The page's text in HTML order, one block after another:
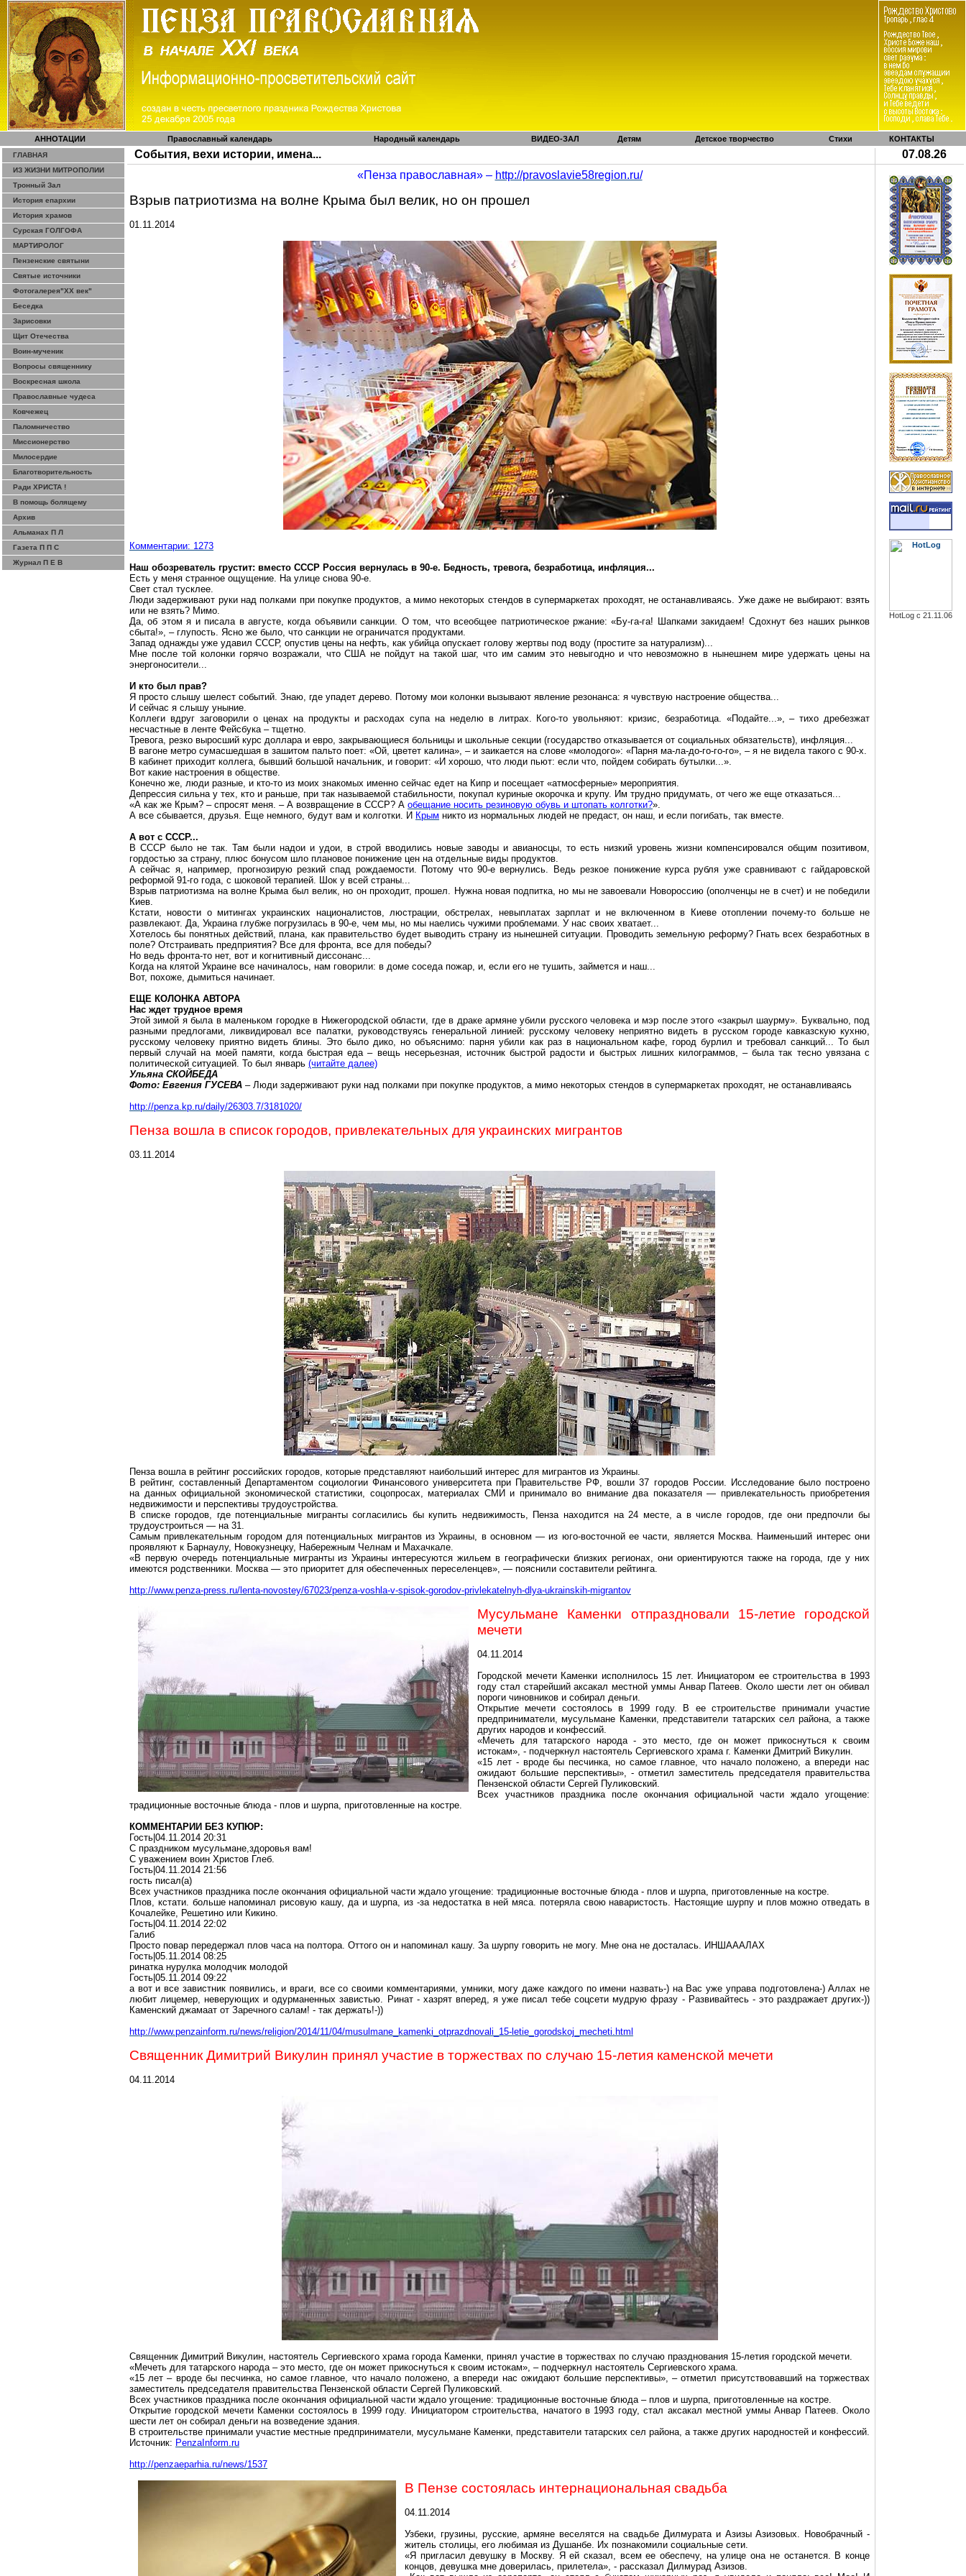
АННОТАЦИИ Православный календарь Народный календарь ВИДЕО-ЗАЛ Детям Детское творчество Стихи КОНТАКТЫ
ГЛАВНАЯ
ИЗ ЖИЗНИ МИТРОПОЛИИ
Тронный Зал
История епархии
История храмов
Сурская ГОЛГОФА
МАРТИРОЛОГ
Пензенские святыни
Святые источники
Фотогалерея"ХХ век"
Беседка
Зарисовки
Щит Отечества
Воин-мученик
Вопросы священнику
Воскресная школа
Православные чудеса
Ковчежец
Паломничество
Миссионерство
Милосердие
Благотворительность
Ради ХРИСТА !
В помощь болящему
Архив
Альманах П Л
Газета П П С
Журнал П Е В
События, вехи истории, имена...
07.08.26
«Пенза православная» – http://pravoslavie58region.ru/
Взрыв патриотизма на волне Крыма был велик, но он прошел
01.11.2014
Комментарии: 1273
Наш обозреватель грустит: вместо СССР Россия вернулась в 90-е. Бедность, тревога, безработица, инфляция...
Есть у меня странное ощущение. На улице снова 90-е.
Свет стал тусклее.
Люди задерживают руки над полками при покупке продуктов, а мимо некоторых стендов в супермаркетах проходят, не останавливаясь. Уже даже не выбирают: взять
или не взять? Мимо.
Да, об этом я и писала в августе, когда объявили санкции. О том, что всеобщее патриотическое ржание: «Бу-га-га! Шапками закидаем! Сдохнутбез наших рынков
сбыта!», – глупость. Ясно же было, что санкции не ограничатся продуктами.
Запад однажды уже удавил СССР, опустив цены на нефть, как убийца опускает голову жертвы под воду (простите за натурализм)...
Мне после той колонки горячо возражали, что США не пойдут на такой шаг, что им самим это невыгодно и что невозможно в нынешнем мире удержать цены на
энергоносители...
И кто был прав?
Я просто слышу шелест событий. Знаю, где упадет дерево. Потому мои колонки вызывают явление резонанса: я чувствую настроение общества...
И сейчас я слышу уныние.
Коллеги вдруг заговорили о ценах на продукты и расходах супа на неделю в литрах. Кого-то увольняют: кризис, безработица. «Подайте...», – тихо дребезжат
несчастные в ленте Фейсбука– тщетно.
Тревога, резко выросший курс доллара и евро, закрывающиеся больницы и школьные секции (государство отказывается от социальных обязательств), инфляция...
В вагоне метро сумасшедшая в зашитом пальто поет: «Ой, цветет калина», – и заикается на слове «молодого»: «Парня ма-ла-до-го-го-го», – я не видела такого с 90-х.
В кабинет приходит коллега, бывший большой начальник, и говорит: «И хорошо, что люди пьют: если что, пойдем собирать бутылки...».
Вот какие настроения в обществе.
Конечно же, люди разные, и кто-то из моих знакомых именно сейчас едет на Кипр и посещает «атмосферные» мероприятия.
Депрессия сильна у тех, кто и раньше, при так называемой стабильности, покупал куриные окорочкаи крупу. Им трудно придумать, от чего же еще отказаться...
«А как же Крым? – спросят меня. – А возвращение в СССР? А обещание носить резиновую обувь и штопать колготки?».
А все сбывается, друзья. Еще немного, будут вам и колготки. И Крым никто из нормальных людей не предаст, он наш, и если погибать, так вместе.
А вот с СССР...
В СССР было не так. Там были надои и удои, в строй вводились новые заводы и авианосцы, то есть низкий уровень жизни компенсировался общим позитивом,
гордостью за страну, плюс бонусом шло плановое понижение цен на отдельные виды продуктов.
А сейчас я, например, прогнозирую резкий спад рождаемости. Потому что 90-е вернулись. Ведь резкое понижение курса рубля уже сравнивают с гайдаровской
реформой 91-го года, с шоковой терапией. Шок у всей страны...
Взрыв патриотизма на волне Крыма был велик, но он проходит, прошел. Нужна новая подпитка, но мы не завоевали Новороссию(ополченцы не в счет) и не победили
Киев.
Кстати, новости о митингах украинских националистов, люстрации, обстрелах, невыплатах зарплат и не включенном в Киеве отоплении почему-то больше не
развлекают. Да, Украина глубже погрузилась в 90-е, чем мы, но мы наелись чужими проблемами. У нас своих хватает...
Хотелось бы понятных действий, плана, как правительство будет выводить страну из нынешней ситуации. Проводить земельную реформу? Гнать всех безработных в
поле? Отстраивать предприятия? Все для фронта, все для победы?
Но ведь фронта-то нет, вот и когнитивный диссонанс...
Когда на клятой Украине все начиналось, нам говорили: в доме соседа пожар, и, если его не тушить, займется и наш...
Вот, похоже, дымиться начинает.
ЕЩЕ КОЛОНКА АВТОРА
Нас ждет трудное время
Этой зимой я была в маленьком городке в Нижегородской области, где в драке армяне убили русского человека и мэр после этого «закрылшаурму». Буквально, под
разными предлогами, ликвидировал все палатки, руководствуясь генеральной линией: русскому человеку неприятно видеть в русском городе кавказскую кухню,
русскому человеку приятно видеть блины. Это было дико, но объяснимо: парня убили как раз в национальном кафе, город бурлил и требовал санкций... То был
первый случай на моей памяти, когда быстрая еда – вещь несерьезная, источник быстрой радости и быстрых лишних килограммов, – была так тесно увязана с
политической ситуацией. То был январь (читайте далее)
Ульяна СКОЙБЕДА
Фото: Евгения ГУСЕВА – Люди задерживают руки над полками при покупке продуктов, а мимо некоторых стендов в супермаркетах проходят, не останавливаясь
http://penza.kp.ru/daily/26303.7/3181020/
Пенза вошла в список городов, привлекательных для украинских мигрантов
03.11.2014
Пенза вошла в рейтинг российских городов, которые представляют наибольший интерес для мигрантов из Украины.
В рейтинг, составленный Департаментом социологии Финансового университета при Правительстве РФ, вошли 37 городов России. Исследование было построено
на данных официальной экономической статистики, соцопросах, материалах СМИ и принимало во внимание два показателя — привлекательность приобретения
недвижимости и перспективы трудоустройства.
В списке городов, где потенциальные мигранты согласились бы купить недвижимость, Пенза находится на 24 месте, а в числе городов, где они предпочли бы
трудоустроиться — на 31.
Самым привлекательным городом для потенциальных мигрантов из Украины, в основном — из юго-восточной ее части, является Москва. Наименьший интерес они
проявляют к Барнаулу, Новокузнецку, Набережным Челнам и Махачкале.
«В первую очередь потенциальные мигранты из Украины интересуются жильем в географически близких регионах, они ориентируются также на города, где у них
имеются родственники. Москва — это приоритет для обеспеченных переселенцев», — пояснили составители рейтинга.
http://www.penza-press.ru/lenta-novostey/67023/penza-voshla-v-spisok-gorodov-privlekatelnyh-dlya-ukrainskih-migrantov
Мусульмане Каменки отпраздновали 15-летие городской
мечети
04.11.2014
Городской мечети Каменки исполнилось 15 лет. Инициатором ее строительства в 1993
году стал старейший аксакал местной уммы Анвар Патеев. Около шести лет он обивал
пороги чиновников и собирал деньги.
Открытие мечети состоялось в 1999 году. В ее строительстве принимали участие
предприниматели, мусульмане Каменки, представители татарских сел района, а также
других народов и конфессий.
«Мечеть для татарского народа - это место, где он может прикоснуться к своим
истокам», - подчеркнул настоятель Сергиевского храма г. Каменки Дмитрий Викулин.
«15 лет - вроде бы песчинка, но самое главное, что начало положено, а впереди нас
ожидают большие перспективы», - отметил заместитель председателя правительства
Пензенской области Сергей Пуликовский.
Всех участников праздника после окончания официальной части ждало угощение:
традиционные восточные блюда - плов и шурпа, приготовленные на костре.
КОММЕНТАРИИ БЕЗ КУПЮР:
Гость|04.11.2014 20:31
С праздником мусульмане,здоровья вам!
С уважением воин Христов Глеб.
Гость|04.11.2014 21:56
гость писал(а)
Всех участников праздника после окончания официальной части ждало угощение: традиционные восточные блюда - плов и шурпа, приготовленные на костре.
Плов, кстати. больше напоминал рисовую кашу, да и шурпа, из -за недостатка в ней мяса. потеряла свою наваристость. Настоящие шурпу и плов можно отведать в
Кочалейке, Решетино или Кикино.
Гость|04.11.2014 22:02
Галиб
Просто повар передержал плов часа на полтора. Оттого он и напоминал кашу. За шурпу говорить не могу. Мне она не досталась. ИНШАААЛАХ
Гость|05.11.2014 08:25
ринатка нурулкамолодчик молодой
Гость|05.11.2014 09:22
а вот и все завистник появились, и враги, все со своими комментариями, умники, могу даже каждого по имени назвать-) на Вас уже управа подготовлена-) Аллах не
любит лицемер, неверующих и одурманенных завистью. Ринат - хазрятвперед, я уже писал тебе соцсети мудрую фразу - Развивайтесь - это раздражает других-))
Каменский джамаат от Заречного салам! - так держать!-))
http://www.penzainform.ru/news/religion/2014/11/04/musulmane_kamenki_otprazdnovali_15-letie_gorodskoj_mecheti.html
Священник Димитрий Викулин принял участие в торжествах по случаю 15-летия каменской мечети
04.11.2014
Священник Димитрий Викулин, настоятель Сергиевского храма города Каменки, принял участие в торжествах по случаю празднования 15-летия городской мечети.
«Мечеть для татарского народа – это место, где он может прикоснуться к своим истокам», – подчеркнул настоятель Сергиевского храма.
«15 лет – вроде бы песчинка, но самое главное, что начало положено, а впереди нас ожидают большие перспективы», – отметил присутствовавший на торжествах
заместитель председателя правительства Пензенской области Сергей Пуликовский.
Всех участников праздника после окончания официальной части ждало угощение: традиционные восточные блюда – плов и шурпа, приготовленные на костре.
Открытие городской мечети Каменки состоялось в 1999 году. Инициатором строительства, начатого в 1993 году, стал аксакалместной уммы Анвар Патеев. Около
шести лет он собирал деньги на возведение здания.
В строительстве принимали участие местные предприниматели, мусульмане Каменки, представители татарских сел района, а также других народностей и конфессий.
Источник: PenzaInform.ru
http://penzaeparhia.ru/news/1537
В Пензе состоялась интернациональная свадьба
04.11.2014
Узбеки, грузины, русские, армяне веселятся на свадьбе Дилмуратаи АзизыАзизовых. Новобрачный -
житель столицы, его любимая из Душанбе. Их познакомили социальные сети.
«Я пригласил девушку в Москву. Я ей сказал, всем ее обеспечу, на улице она не останется. В конце
концов, девушка мне доверилась, прилетела», - рассказал Дилмурад Азизов.
HotLog с 21.11.06